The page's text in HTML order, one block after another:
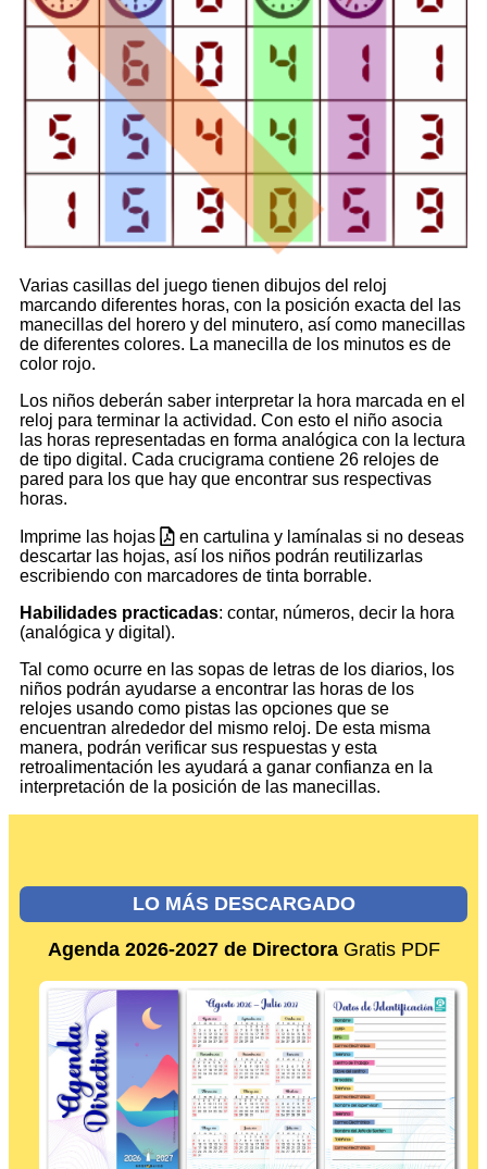
Varias casillas del juego tienen dibujos del reloj
marcando diferentes horas, con la posición exacta del las
manecillas del horero y del minutero, así como manecillas
de diferentes colores. La manecilla de los minutos es de
color rojo.
Los niños deberán saber interpretar la hora marcada en el
reloj para terminar la actividad. Con esto el niño asocia
las horas representadas en forma analógica con la lectura
de tipo digital. Cada crucigrama contiene 26 relojes de
pared para los que hay que encontrar sus respectivas
horas.
Imprime las hojas
en cartulina y lamínalas si no deseas
descartar las hojas, así los niños podrán reutilizarlas
escribiendo con marcadores de tinta borrable.
Habilidades practicadas: contar, números, decir la hora
(analógica y digital).
Tal como ocurre en las sopas de letras de los diarios, los
niños podrán ayudarse a encontrar las horas de los
relojes usando como pistas las opciones que se
encuentran alrededor del mismo reloj. De esta misma
manera, podrán verificar sus respuestas y esta
retroalimentación les ayudará a ganar confianza en la
interpretación de la posición de las manecillas.
LO MÁS DESCARGADO
Agenda 2026-2027 de DirectoraGratis PDF